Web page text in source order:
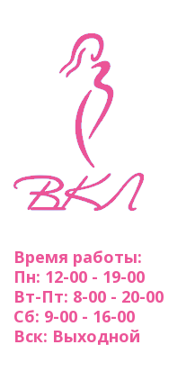
Время работы:
Пн: 12-00 - 19-00
Вт-Пт: 8-00 - 20-00
Сб: 9-00 - 16-00
Вск: Выходной